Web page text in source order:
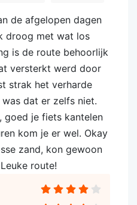
de afgelopen dagen
droog met wat los
is de route behoorlijk
versterkt werd door
strak het verharde
dat er zelfs niet.
goed je fiets kantelen
kom je er wel. Okay
zand, kon gewoon
route!